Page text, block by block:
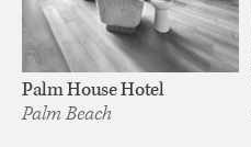
Palm House Hotel
Palm Beach